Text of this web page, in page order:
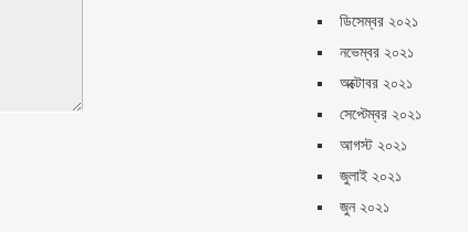
ডিসেম্বর ২০২১
নভেম্বর ২০২১
অক্টোবর ২০২১
সেপ্টেম্বর ২০২১
আগস্ট ২০২১
জুলাই ২০২১
জুন ২০২১